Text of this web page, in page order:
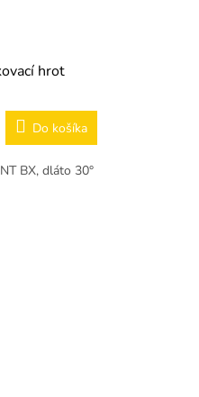
hrot
Do košíka
BX, dláto 30°